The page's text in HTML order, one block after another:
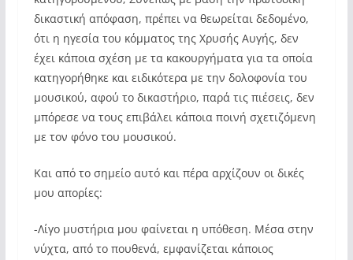
δικαστική απόφαση, πρέπει να θεωρείται δεδομένο,
ότι η ηγεσία του κόμματος της Χρυσής Αυγής, δεν
έχει κάποια σχέση με τα κακουργήματα για τα οποία
κατηγορήθηκε και ειδικότερα με την δολοφονία του
μουσικού, αφού το δικαστήριο, παρά τις πιέσεις, δεν
μπόρεσε να τους επιβάλει κάποια ποινή σχετιζόμενη
με τον φόνο του μουσικού.
Και από το σημείο αυτό και πέρα αρχίζουν οι δικές
μου απορίες:
-Λίγο μυστήρια μου φαίνεται η υπόθεση. Μέσα στην
νύχτα, από το πουθενά, εμφανίζεται κάποιος